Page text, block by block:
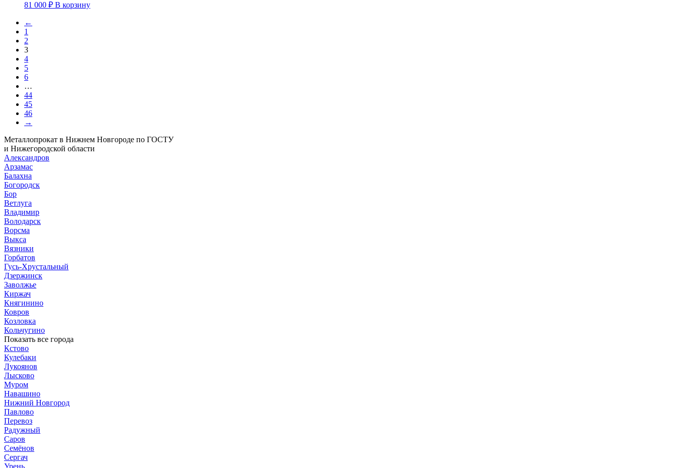
81 000 ₽ В корзину
←
1
2
3
4
5
6
…
44
45
46
→
Металлопрокат в Нижнем Новгороде по ГОСТУ
и Нижегородской области
Александров
Арзамас
Балахна
Богородск
Бор
Ветлуга
Владимир
Володарск
Ворсма
Выкса
Вязники
Горбатов
Гусь-Хрустальный
Дзержинск
Заволжье
Киржач
Княгинино
Ковров
Козловка
Кольчугино
Показать все города
Кстово
Кулебаки
Лукоянов
Лысково
Муром
Навашино
Нижний Новгород
Павлово
Перевоз
Радужный
Саров
Семёнов
Сергач